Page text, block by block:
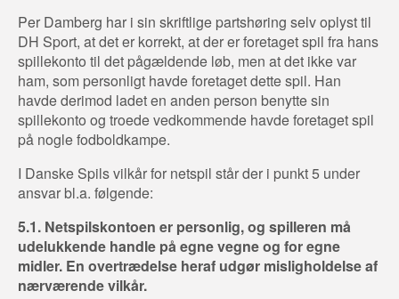
Per Damberg har i sin skriftlige partshøring selv oplyst til
DH Sport, at det er korrekt, at der er foretaget spil fra hans
spillekonto til det pågældende løb, men at det ikke var
ham, som personligt havde foretaget dette spil. Han
havde derimod ladet en anden person benytte sin
spillekonto og troede vedkommende havde foretaget spil
på nogle fodboldkampe.
I Danske Spils vilkår for netspil står der i punkt 5 under
ansvar bl.a. følgende:
5.1. Netspilskontoen er personlig, og spilleren må
udelukkende handle på egne vegne og for egne
midler. En overtrædelse heraf udgør misligholdelse af
nærværende vilkår.